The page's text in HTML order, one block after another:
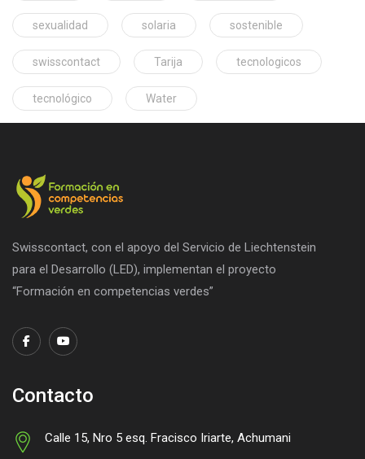
sexualidad solaria sostenible
swisscontact Tarija tecnologicos
tecnológico Water
Swisscontact, con el apoyo del Servicio de Liechtenstein
para el Desarrollo (LED), implementan el proyecto
“Formación en competencias verdes”
Contacto
Calle 15, Nro 5 esq. Fracisco Iriarte, Achumani